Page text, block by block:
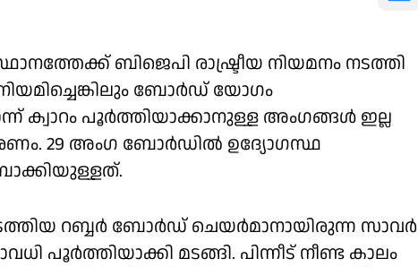
ബിജെപി രാഷ്ട്രീയ നിയമനം നടത്തി
ബോർഡ് യോഗം
ക്വാറം പൂർത്തിയാക്കാനുള്ള അംഗങ്ങൾ ഇല്ല
29 അംഗ ബോർഡിൽ ഉദ്യോഗസ്ഥ
റബ്ബർ ബോർഡ് ചെയർമാനായിരുന്ന സാവർ
പൂർത്തിയാക്കി മടങ്ങി. പിന്നീട്‌ നീണ്ട കാലം